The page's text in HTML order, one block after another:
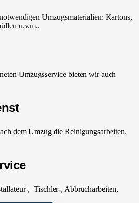
Umzugsmaterialien: Kartons,
u.v.m..
Umzugsservice bieten wir auch
dem Umzug die Reinigungsarbeiten.
, Tischler-, Abbrucharbeiten,